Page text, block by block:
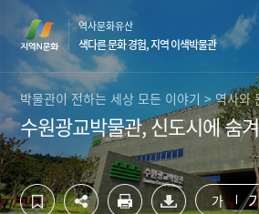
텐
영
역
바
로
가
기
단
역
바
로
가
기
역사문화유산
색다른 문화 경험, 지역 이색박물관
박물관이 전하는 세상 모든 이야기 > 역사와
수원광교박물관, 신도시에 숨
가